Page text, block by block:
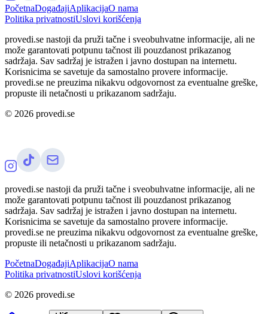
PočetnaDogađajiAplikacijaO nama
Politika privatnostiUslovi korišćenja
provedi.se nastoji da pruži tačne i sveobuhvatne informacije, ali ne
može garantovati potpunu tačnost ili pouzdanost prikazanog
sadržaja. Sav sadržaj je istražen i javno dostupan na internetu.
Korisnicima se savetuje da samostalno provere informacije.
provedi.se ne preuzima nikakvu odgovornost za eventualne greške,
propuste ili netačnosti u prikazanom sadržaju.
© 2026 provedi.se
provedi.se nastoji da pruži tačne i sveobuhvatne informacije, ali ne
može garantovati potpunu tačnost ili pouzdanost prikazanog
sadržaja. Sav sadržaj je istražen i javno dostupan na internetu.
Korisnicima se savetuje da samostalno provere informacije.
provedi.se ne preuzima nikakvu odgovornost za eventualne greške,
propuste ili netačnosti u prikazanom sadržaju.
PočetnaDogađajiAplikacijaO nama
Politika privatnostiUslovi korišćenja
© 2026 provedi.se